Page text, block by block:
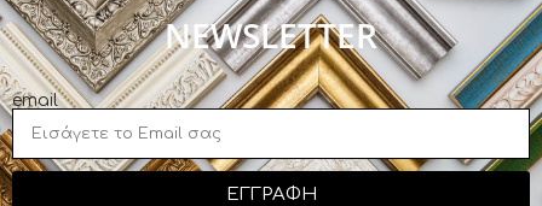
NEWSLETTER
email
ΕΓΓΡΑΦΗ